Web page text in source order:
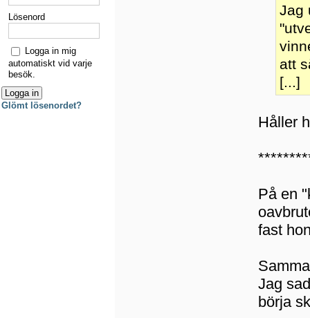
Jag
att
[...]
Håller
På en
fast
Jag
börja
Lösenord
Logga in mig
automatiskt vid varje
besök.
Glömt lösenordet?